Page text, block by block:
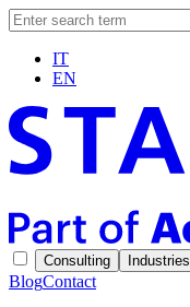
IT
EN
Consulting Industries
BlogContact